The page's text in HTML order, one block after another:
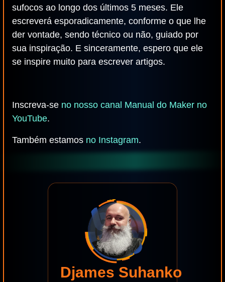
sufocos ao longo dos últimos 5 meses. Ele
escreverá esporadicamente, conforme o que lhe
der vontade, sendo técnico ou não, guiado por
sua inspiração. E sinceramente, espero que ele
se inspire muito para escrever artigos.
Inscreva-se no nosso canal Manual do Maker no
YouTube.
Também estamos no Instagram.
Djames Suhanko